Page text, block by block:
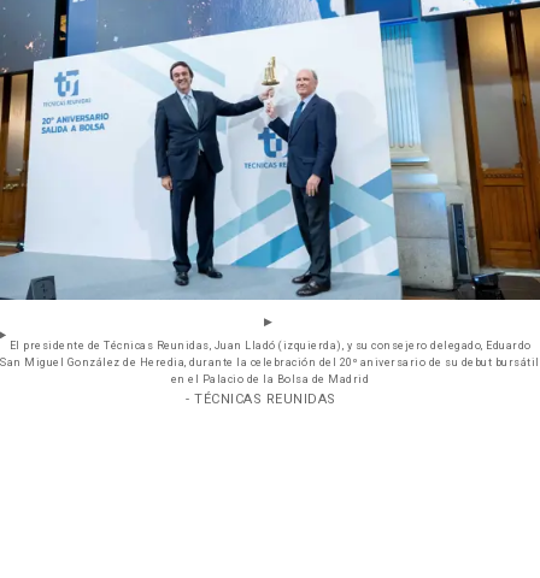
El presidente de Técnicas Reunidas, Juan Lladó (izquierda), y su consejero delegado, Eduardo
San Miguel González de Heredia, durante la celebración del 20º aniversario de su debut bursátil
en el Palacio de la Bolsa de Madrid
- TÉCNICAS REUNIDAS